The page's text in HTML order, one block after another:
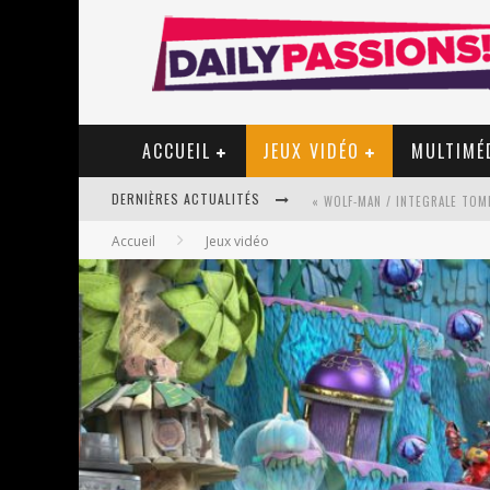
ACCUEIL JEUX VIDÉO
DERNIÈRES ACTUALITÉS
STAR FOX
PSYRIVER 2026 : LA MAGIE
« MOFUSAND / PARLER
Accueil Jeux vidéo